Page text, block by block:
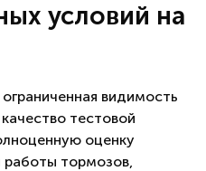
условий на
видимость
тестовой
оценку
работы тормозов,